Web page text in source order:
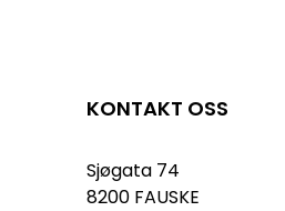
KONTAKT OSS
Sjøgata 74
8200 FAUSKE